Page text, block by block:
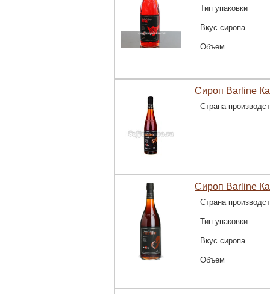
Тип упаковки
Вкус сиропа
Объем
Сироп Barline
Страна
Сироп Barline
Страна
Тип упаковки
Вкус сиропа
Объем